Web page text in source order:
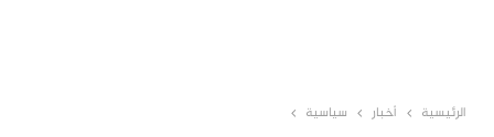
الرئيسية أخبار سياسية